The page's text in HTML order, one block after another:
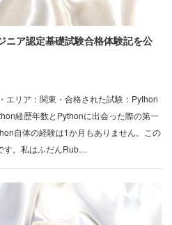
ア認定基礎試験合格体験記を公
リア：関東・合格された試験：Python
経歴年数とPythonに出会った際の第一
自体の経験は1か月もありません。この
す。私はふだんRub…